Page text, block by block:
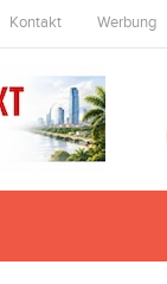
Kontakt Werbung